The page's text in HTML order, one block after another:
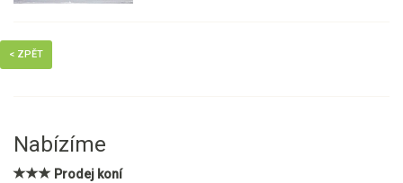
< ZPĚT
Nabízíme
Prodej koní